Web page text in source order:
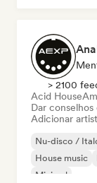
> 2100
Acid House
Dar
Adicionar
Nu-disco /
House music
Minimal